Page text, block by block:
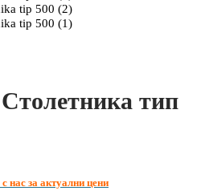
тип
нас за актуални цени